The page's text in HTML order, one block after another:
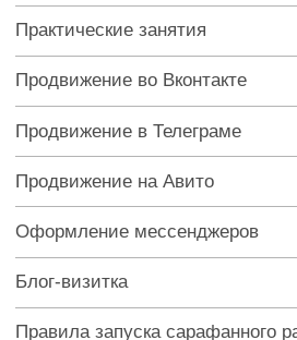
Подготовка резюме бухгалтера
Практические занятия
Раздел 3. Новая воронка продаж через
консультацию
Виды продающих консультаций
диагностическую консультацию